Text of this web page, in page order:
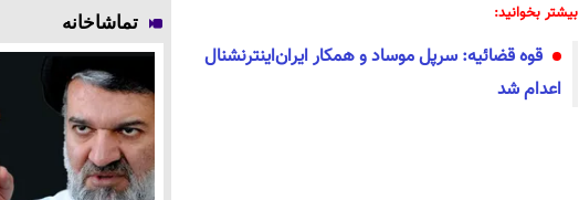
بیشتر بخوانید:
قوه قضائیه: سرپل موساد و همکار ایران‌اینترنشنال
اعدام شد
تماشاخانه